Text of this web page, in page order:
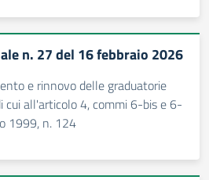
n. 27 del 16 febbraio 2026
e rinnovo delle graduatorie
cui all'articolo 4, commi 6-bis e 6-
1999, n. 124